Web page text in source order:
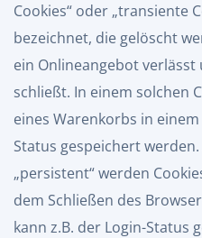
Cookies“ oder „transiente
bezeichnet, die gelöscht
ein Onlineangebot
schließt. In einem solchen
eines Warenkorbs in
Status gespeichert
„persistent“ werden
dem Schließen des
kann z.B. der Login-Status